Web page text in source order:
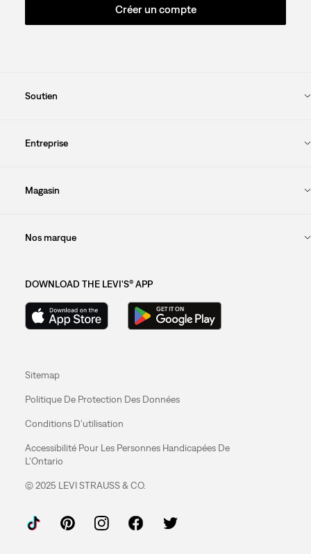
Créer un compte
Soutien
Entreprise
Magasin
Nos marque
DOWNLOAD THE LEVI'S® APP
Sitemap
Politique De Protection Des Données
Conditions D'utilisation
Accessibilité Pour Les Personnes Handicapées De
L'Ontario
© 2025 LEVI STRAUSS & CO.